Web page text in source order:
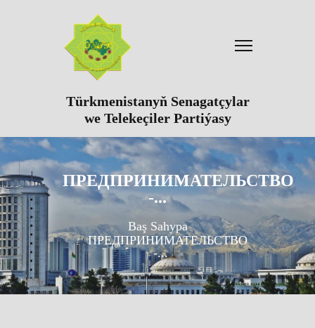
Türkmenistanyň Senagatçylar
we Telekeçiler Partiýasy
ПРЕДПРИНИМАТЕЛЬСТВО
-...
Baş Sahypa
ПРЕДПРИНИМАТЕЛЬСТВО
-...